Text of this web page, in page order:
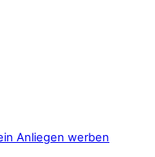
Anliegen werben